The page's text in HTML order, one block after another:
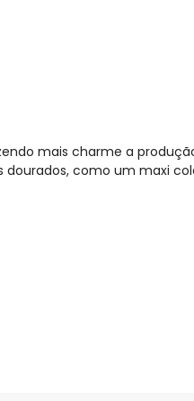
mais charme a
como um maxi